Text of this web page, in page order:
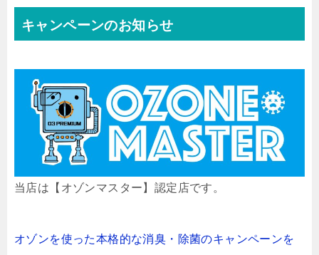
キャンペーンのお知らせ
当店は【オゾンマスター】認定店です。
オゾンを使った本格的な消臭・除菌のキャンペーンを